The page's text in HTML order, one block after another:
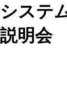
システ
説明会